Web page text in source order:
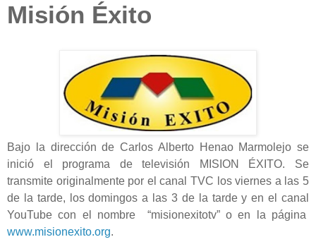
Misión Éxito
Bajo la dirección de Carlos Alberto Henao Marmolejo se
inició el programa de televisión MISION ÉXITO. Se
transmite originalmente por el canal TVC los viernes a las 5
de la tarde, los domingos a las 3 de la tarde y en el canal
YouTube con el nombre “misionexitotv” o en la página
www.misionexito.org.